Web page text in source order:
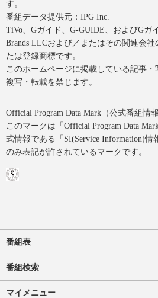
す。
番組データ提供元：IPG Inc.
TiVo、Gガイド、G-GUIDE、およびGガ
Brands LLCおよび／またはその関連会
たは登録商標です。
このホームページに掲載している記事
複写・転載を禁じます。
Official Program Data Mark（公式番組情
このマークは「Official Program Data
式情報である「SI(Service Information)情
のみ表記が許されているマークです。
番組表
番組検索
マイメニュー